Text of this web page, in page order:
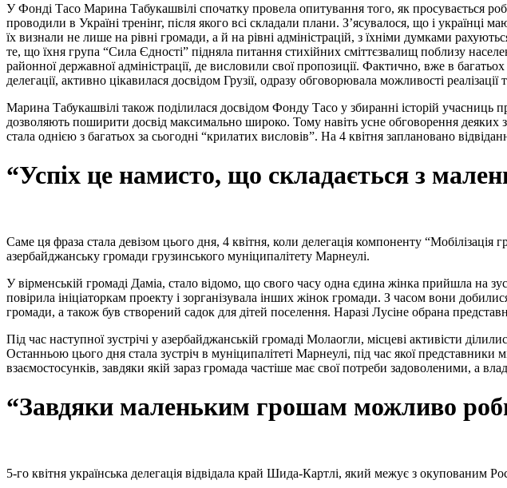
У Фонді Тасо Марина Табукашвілі спочатку провела опитування того, як просувається
проводили в Україні тренінг, після якого всі складали плани. З’ясувалося, що і українці
їх визнали не лише на рівні громади, а й на рівні адміністрацій, з їхніми думками
те, що їхня група “Сила Єдності” підняла питання стихійних сміттєзвалищ поблизу
районної державної адміністрації, де висловили свої пропозиції. Фактично, вже в
делегації, активно цікавилася досвідом Грузії, одразу обговорювала можливості
Марина Табукашвілі також поділилася досвідом Фонду Тасо у збиранні історій учасниць
дозволяють поширити досвід максимально широко. Тому навіть усне обговорення
стала однією з багатьох за сьогодні “крилатих висловів”. На 4 квітня заплановано
“Успіх це намисто, що складається з
Саме ця фраза стала девізом цього дня, 4 квітня, коли делегація компоненту
азербайджанську громади грузинського муніципалітету Марнеулі.
У вірменській громаді Даміа, стало відомо, що свого часу одна єдина жінка прийшла на
повірила ініціаторкам проекту і зорганізувала інших жінок громади. З часом вони
громади, а також був створений садок для дітей поселення. Наразі Лусіне обрана
Під час наступної зустрічі у азербайджанській громаді Молаогли, місцеві активісти
Останньою цього дня стала зустріч в муніципалітеті Марнеулі, під час якої
взаємостосунків, завдяки якій зараз громада частіше має свої потреби задоволеними, а
“Завдяки маленьким грошам можливо
5-го квітня українська делегація відвідала край Шида-Картлі, який межує з окупованим